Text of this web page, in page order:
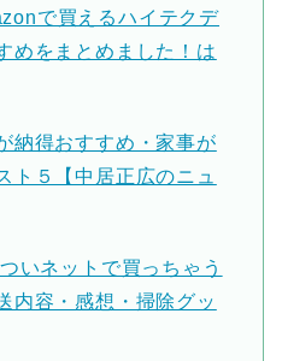
で買えるハイテクデ
めをまとめました！は
納得おすすめ・家事が
ト５【中居正広のニュ
いネットで買っちゃう
内容・感想・掃除グッ